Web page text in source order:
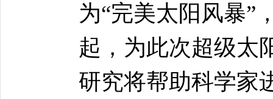
为“完美太阳风暴”
起，为此次超级太
研究将帮助科学家